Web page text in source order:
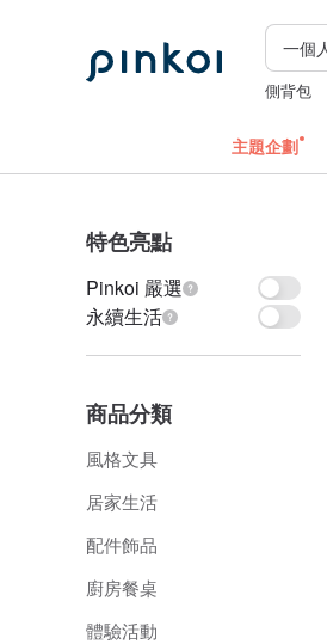
側背包
主題企劃
特色亮點
Pinkoi 嚴選
永續生活
商品分類
風格文具
居家生活
配件飾品
廚房餐桌
體驗活動